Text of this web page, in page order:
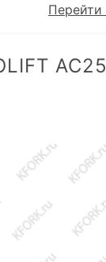
Перейти
AC25